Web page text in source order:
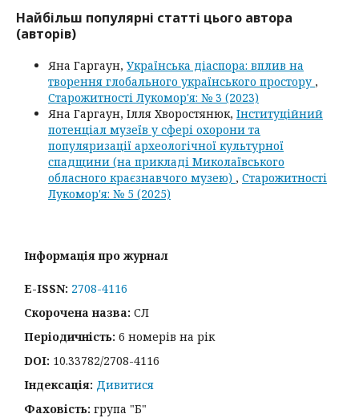
Найбільш популярні статті цього автора
(авторів)
Яна Гаргаун, Українська діаспора: вплив на
творення глобального українського простору ,
Старожитності Лукомор'я: № 3 (2023)
Яна Гаргаун, Ілля Хворостянюк, Інституційний
потенціал музеїв у сфері охорони та
популяризації археологічної культурної
спадщини (на прикладі Миколаївського
обласного краєзнавчого музею) , Старожитності
Лукомор'я: № 5 (2025)
Інформація про журнал
E-ISSN: 2708-4116
Скорочена назва: СЛ
Періодичність: 6 номерів на рік
DOI: 10.33782/2708-4116
Індексація: Дивитися
Фаховість: група "Б"